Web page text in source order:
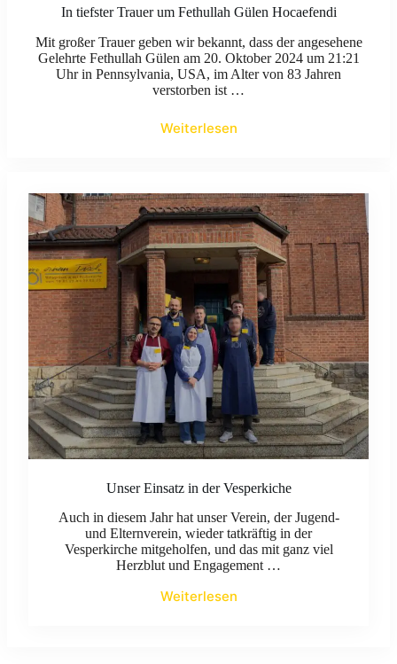
In tiefster Trauer um Fethullah Gülen Hocaefendi
Mit großer Trauer geben wir bekannt, dass der angesehene
Gelehrte Fethullah Gülen am 20. Oktober 2024 um 21:21
Uhr in Pennsylvania, USA, im Alter von 83 Jahren
verstorben ist …
Weiterlesen
Unser Einsatz in der Vesperkiche
Auch in diesem Jahr hat unser Verein, der Jugend-
und Elternverein, wieder tatkräftig in der
Vesperkirche mitgeholfen, und das mit ganz viel
Herzblut und Engagement …
Weiterlesen